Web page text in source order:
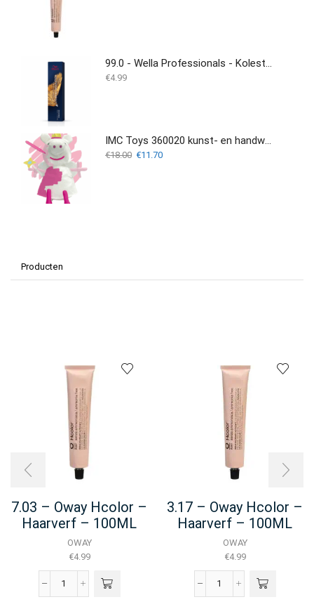
99.0 - Wella Professionals - Koleston Perfect - 60ml
€4.99
IMC Toys 360020 kunst- en handwerkspeelgoed
€18.00 Oorspronkelijke
€11.70Huidige
Producten
7.03 – Oway Hcolor –
Haarverf – 100ML
OWAY
€4.99
7.03
3.17 – Oway Hcolor –
Haarverf – 100ML
OWAY
€4.99
3.17